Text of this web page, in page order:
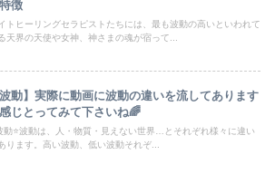
徴
トヒーリングセラピストたちには、最も波動の高いといわれて
天界の天使や女神、神さまの魂が宿って...
波動】実際に動画に波動の違いを流してあります
じとってみて下さいね🌈
動⭐️波動は、人・物質・見えない世界…とそれぞれ様々に違い
ります。高い波動、低い波動それぞ...